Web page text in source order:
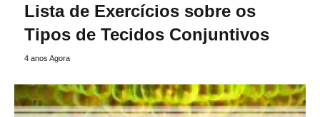
Lista de Exercícios sobre os
Tipos de Tecidos Conjuntivos
4 anos Agora